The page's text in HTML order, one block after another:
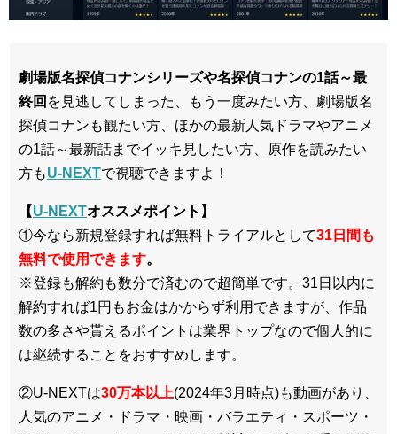
劇場版名探偵コナンシリーズや名探偵コナンの1話～最
終回 を見逃してしまった、もう一度みたい方、劇場版名
探偵コナンも観たい方、ほかの最新人気ドラマやアニメ
の1話～最新話までイッキ見したい方、原作を読みたい
方もU-NEXTで視聴できますよ！
【U-NEXTオススメポイント】
①今なら新規登録すれば無料トライアルとして31日間も
無料で使用できます。
※登録も解約も数分で済むので超簡単です。31日以内に
解約すれば1円もお金はかからず利用できますが、作品
数の多さや貰えるポイントは業界トップなので個人的に
は継続することをおすすめします。
②U-NEXTは30万本以上(2024年3月時点)も動画があり、
人気のアニメ・ドラマ・映画・バラエティ・スポーツ・